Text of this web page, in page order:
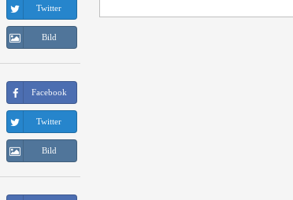
Twitter
Bild
Facebook
Twitter
Bild